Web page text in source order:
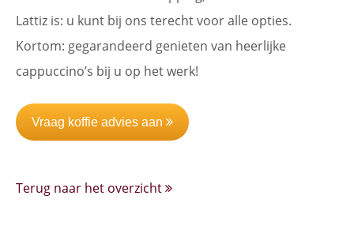
Lattiz is: u kunt bij ons terecht voor alle opties.
Kortom: gegarandeerd genieten van heerlijke
cappuccino’s bij u op het werk!
Vraag koffie advies aan
Terug naar het overzicht